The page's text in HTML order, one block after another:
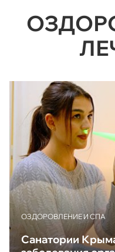
ОЗДОРОВЛЕНИЕ И СПА
Санатории